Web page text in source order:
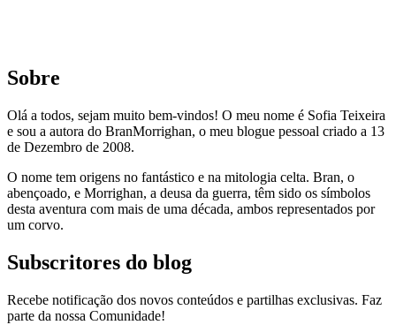
Sobre
Olá a todos, sejam muito bem-vindos! O meu nome é Sofia Teixeira
e sou a autora do BranMorrighan, o meu blogue pessoal criado a 13
de Dezembro de 2008.
O nome tem origens no fantástico e na mitologia celta. Bran, o
abençoado, e Morrighan, a deusa da guerra, têm sido os símbolos
desta aventura com mais de uma década, ambos representados por
um corvo.
Subscritores do blog
Recebe notificação dos novos conteúdos e partilhas exclusivas. Faz
parte da nossa Comunidade!